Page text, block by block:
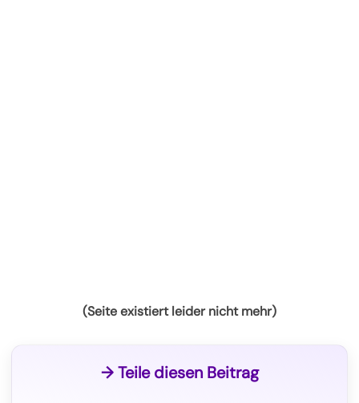
(Seite existiert leider nicht mehr)
→ Teile diesen Beitrag